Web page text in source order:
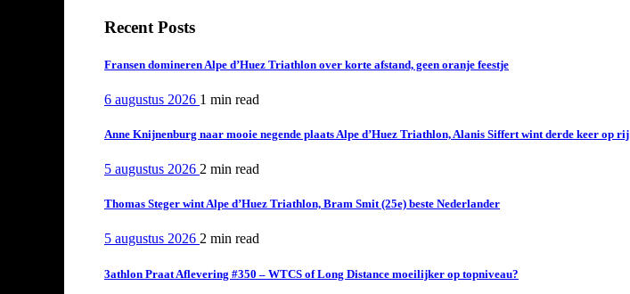
Recent Posts
Fransen domineren Alpe d’Huez Triathlon over korte afstand, geen oranje feestje
6 augustus 2026 1 min read
Anne Knijnenburg naar mooie negende plaats Alpe d’Huez Triathlon, Alanis Siffert wint derde keer op rij
5 augustus 2026 2 min read
Thomas Steger wint Alpe d’Huez Triathlon, Bram Smit (25e) beste Nederlander
5 augustus 2026 2 min read
3athlon Praat Aflevering #350 – WTCS of Long Distance moeilijker op topniveau?